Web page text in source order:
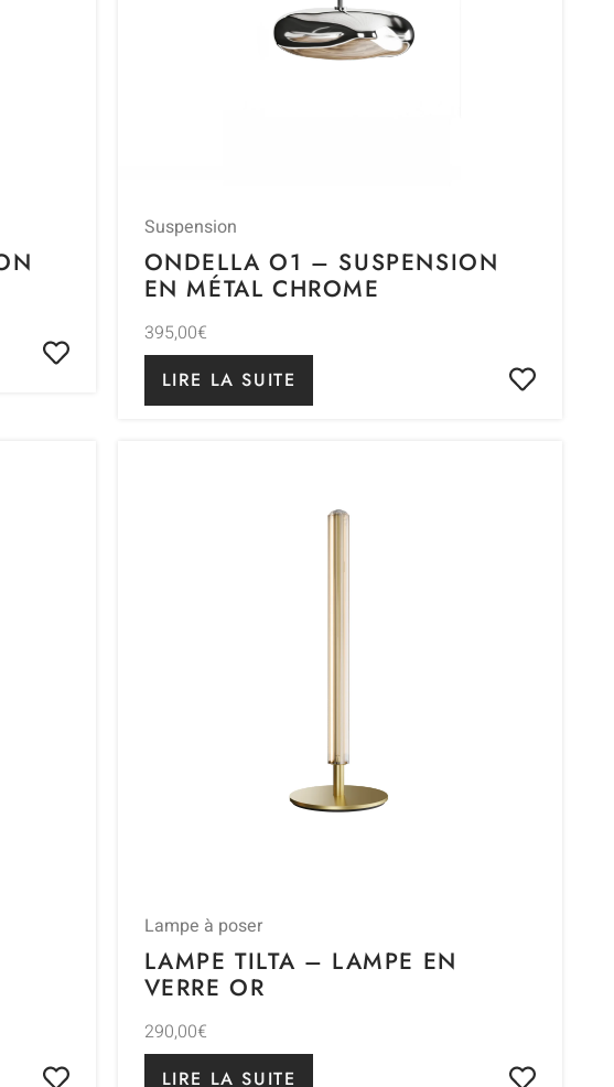
Suspension
ONDELLA O1 – SUSPENSION
EN MÉTAL CHROME
395,00€
LIRE LA SUITE
Lampe à poser
LAMPE TILTA – LAMPE EN
VERRE OR
290,00€
LIRE LA SUITE